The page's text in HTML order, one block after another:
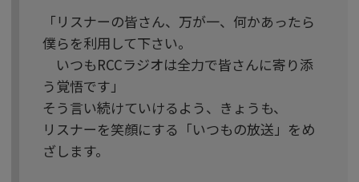
「リスナーの皆さん、万が一、何かあったら
僕らを利用して下さい。
いつもRCCラジオは全力で皆さんに寄り添
う覚悟です」
そう言い続けていけるよう、きょうも、
リスナーを笑顔にする「いつもの放送」をめ
ざします。